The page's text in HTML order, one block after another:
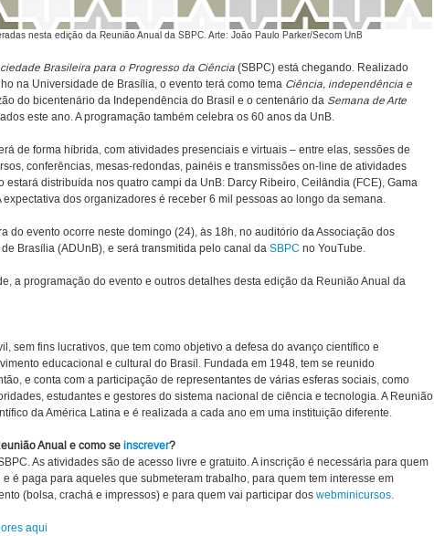
nesta edição da Reunião Anual da SBPC. Arte: João Paulo Parker/Secom UnB
Brasileira para o Progresso da Ciência (SBPC) está chegando. Realizado
na Universidade de Brasília, o evento terá como tema Ciência, independência e
do bicentenário da Independência do Brasil e o centenário da Semana de Arte
este ano. A programação também celebra os 60 anos da UnB.
de forma híbrida, com atividades presenciais e virtuais – entre elas, sessões de
conferências, mesas-redondas, painéis e transmissões on-line de atividades
estará distribuída nos quatro campi da UnB: Darcy Ribeiro, Ceilândia (FCE), Gama
expectativa dos organizadores é receber 6 mil pessoas ao longo da semana.
do evento ocorre neste domingo (24), às 18h, no auditório da Associação dos
Brasília (ADUnB), e será transmitida pelo canal da SBPC no YouTube.
a programação do evento e outros detalhes desta edição da Reunião Anual da
sem fins lucrativos, que tem como objetivo a defesa do avanço científico e
educacional e cultural do Brasil. Fundada em 1948, tem se reunido
e conta com a participação de representantes de várias esferas sociais, como
estudantes e gestores do sistema nacional de ciência e tecnologia. A Reunião
da América Latina e é realizada a cada ano em uma instituição diferente.
Anual e como se inscrever?
As atividades são de acesso livre e gratuito. A inscrição é necessária para quem
é paga para aqueles que submeteram trabalho, para quem tem interesse em
(bolsa, crachá e impressos) e para quem vai participar dos webminicursos.
aqui